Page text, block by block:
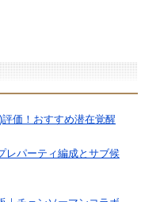
価！おすすめ潜在覚醒
レパーティ編成とサブ候